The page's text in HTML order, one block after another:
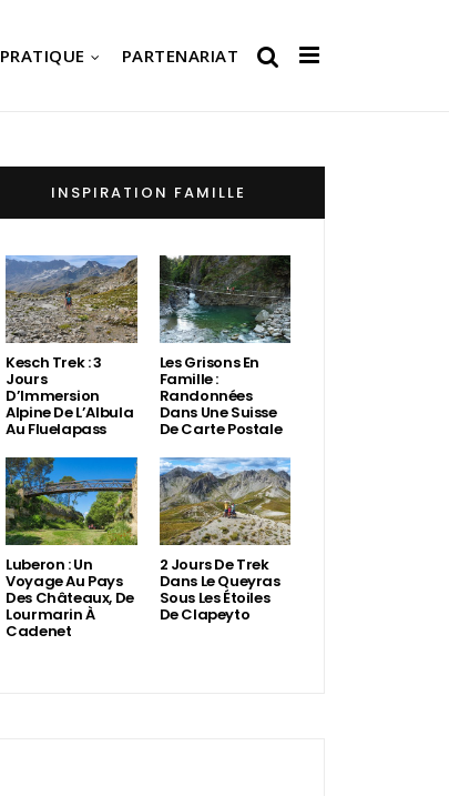
PRATIQUE PARTENARIAT
INSPIRATION FAMILLE
Kesch Trek : 3
Jours
D’Immersion
Alpine De L’Albula
Au Fluelapass
Les Grisons En
Famille :
Randonnées
Dans Une Suisse
De Carte Postale
Luberon : Un
Voyage Au Pays
Des Châteaux, De
Lourmarin À
Cadenet
2 Jours De Trek
Dans Le Queyras
Sous Les Étoiles
De Clapeyto